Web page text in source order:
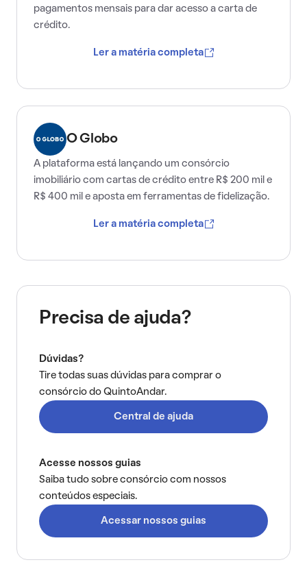
pagamentos mensais para dar acesso a carta de
crédito.
Ler a matéria completa
O Globo
A plataforma está lançando um consórcio
imobiliário com cartas de crédito entre R$ 200 mil e
R$ 400 mil e aposta em ferramentas de fidelização.
Ler a matéria completa
Precisa de ajuda?
Dúvidas?
Tire todas suas dúvidas para comprar o
consórcio do QuintoAndar.
Central de ajuda
Acesse nossos guias
Saiba tudo sobre consórcio com nossos
conteúdos especiais.
Acessar nossos guias